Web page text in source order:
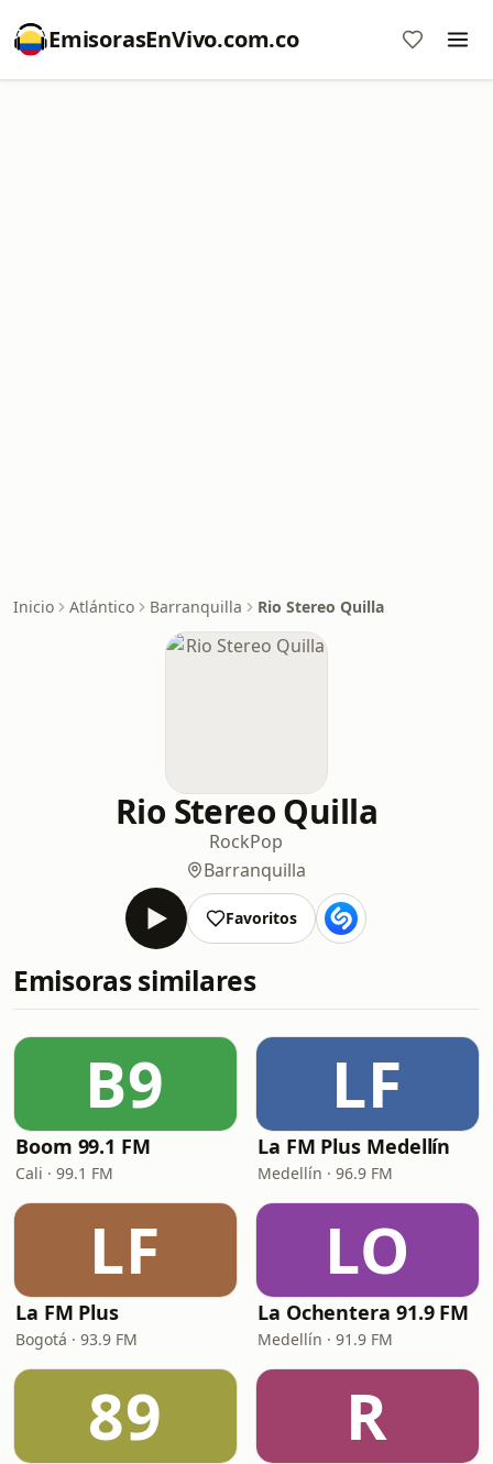
EmisorasEnVivo.com.co
Inicio Atlántico Barranquilla Rio Stereo Quilla
Rio Stereo Quilla
RockPop
Barranquilla
Favoritos
Emisoras similares
B9
Boom 99.1 FM
Cali · 99.1 FM
LF
La FM Plus Medellín
Medellín · 96.9 FM
LF
La FM Plus
Bogotá · 93.9 FM
LO
La Ochentera 91.9 FM
Medellín · 91.9 FM
89 R